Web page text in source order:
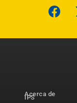
Acerca de
IPS